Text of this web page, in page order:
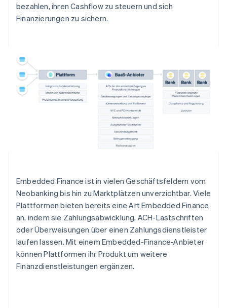
bezahlen, ihren Cashflow zu steuern und sich
Finanzierungen zu sichern.
Embedded Finance ist in vielen Geschäftsfeldern vom
Neobanking bis hin zu Marktplätzen unverzichtbar. Viele
Plattformen bieten bereits eine Art Embedded Finance
an, indem sie Zahlungsabwicklung, ACH-Lastschriften
oder Überweisungen über einen Zahlungsdienstleister
laufen lassen. Mit einem Embedded-Finance-Anbieter
können Plattformen ihr Produkt um weitere
Finanzdienstleistungen ergänzen.